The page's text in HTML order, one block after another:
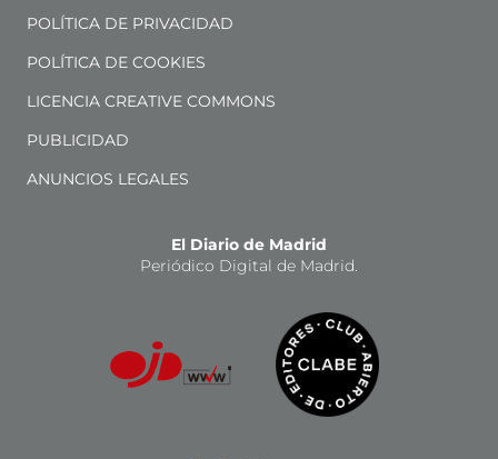
POLÍTICA DE PRIVACIDAD
POLÍTICA DE COOKIES
LICENCIA CREATIVE COMMONS
PUBLICIDAD
ANUNCIOS LEGALES
El Diario de Madrid
Periódico Digital de Madrid.